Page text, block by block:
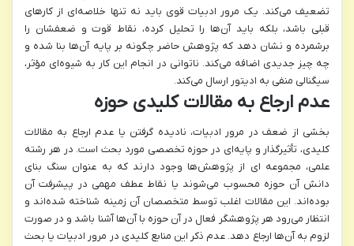
تضعیف می‌کند. یک مرور ادبیات قوی باید نه تنها خلاصه‌ای از کارهای
قبلی باشد، بلکه باید آن‌ها را تحلیل کرده، نقاط قوت و ضعفشان را
برشمرده و نشان دهد که پژوهش حاضر چگونه بر پایه آن‌ها بنا شده و
چه چیز جدیدی اضافه می‌کند. ناتوانی در انجام این کار به شیوه‌ای مؤثر،
سیگنالی منفی به ادیتور ارسال می‌کند.
عدم ارجاع به مقالات کلیدی حوزه
بخشی از ضعف در مرور ادبیات، نادیده گرفتن یا عدم ارجاع به مقالات
کلیدی، تأثیرگذار و پایه‌ای در حوزه تخصصی مورد بحث است. در هر رشته
علمی، مجموعه ای از پژوهش‌ها وجود دارند که به عنوان سنگ بنای
دانش آن حوزه محسوب می‌شوند یا نقاط عطف مهمی در پیشرفت آن
بوده‌اند. این مقالات اغلب توسط متخصصان آن زمینه شناخته شده‌اند و
انتظار می‌رود هر پژوهشگر فعال در آن حوزه با آن‌ها آشنا باشد و در صورت
لزوم به آن‌ها ارجاع دهد. عدم ذکر این منابع کلیدی در مرور ادبیات یا بحث